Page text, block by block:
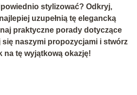
stylizować? Odkryj,
uzupełnią tę elegancką
praktyczne porady dotyczące
naszymi propozycjami i stwórz
na tę wyjątkową okazję!